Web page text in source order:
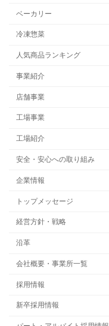
ベーカリー
冷凍惣菜
人気商品ランキング
事業紹介
店舗事業
工場事業
工場紹介
安全・安心への取り組み
企業情報
トップメッセージ
経営方針・戦略
沿革
会社概要・事業所一覧
採用情報
新卒採用情報